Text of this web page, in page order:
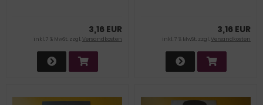
3,16 EUR
inkl. 7 % MwSt. zzgl.Versandkosten
3,16 EUR
inkl. 7 % MwSt. zzgl.Versandkosten